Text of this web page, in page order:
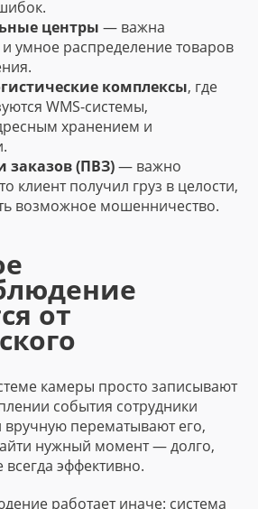
центры — важна
умное распределение товаров
комплексы, где
WMS-системы,
хранением и
(ПВЗ)— важно
клиент получил груз в целости,
возможное мошенничество.
от
камеры просто записывают
события сотрудники
вручную перематывают его,
нужный момент — долго,
всегда эффективно.
работает иначе: система